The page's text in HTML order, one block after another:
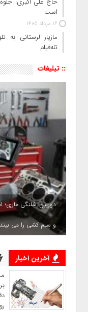
است
16 مرداد 1405
مازیار لرستانی
تله‌فیلم
:: تبلیغات
دوربین شلنگی
و سیم کشی را می بیند
آخرین اخبار